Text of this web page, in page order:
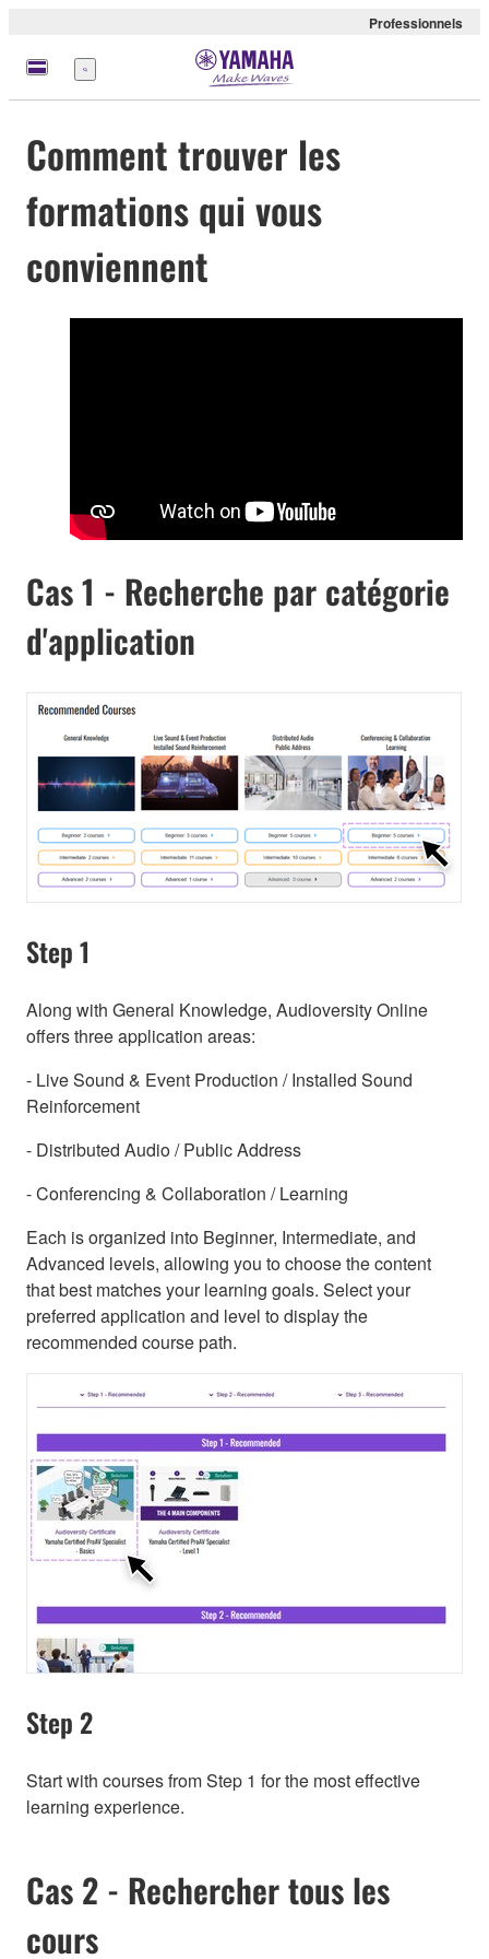
Professionnels
Menu
Comment trouver les
formations qui vous
conviennent
Cas 1 - Recherche par catégorie
d'application
Step 1
Along with General Knowledge, Audioversity Online
offers three application areas:
- Live Sound & Event Production / Installed Sound
Reinforcement
- Distributed Audio / Public Address
- Conferencing & Collaboration / Learning
Each is organized into Beginner, Intermediate, and
Advanced levels, allowing you to choose the content
that best matches your learning goals. Select your
preferred application and level to display the
recommended course path.
Step 2
Start with courses from Step 1 for the most effective
learning experience.
Cas 2 - Rechercher tous les
cours